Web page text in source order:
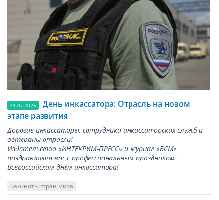
31.07.2026
День инкассатора: Отрасль на новом
этапе развития
Дорогие инкассаторы, сотрудники инкассаторских служб и
ветераны отрасли!
Издательство «ИНТЕКРИМ-ПРЕСС» и журнал «БСМ»
поздравляют вас с профессиональным праздником –
Всероссийским днём инкассатора!
Банкноты стран мира